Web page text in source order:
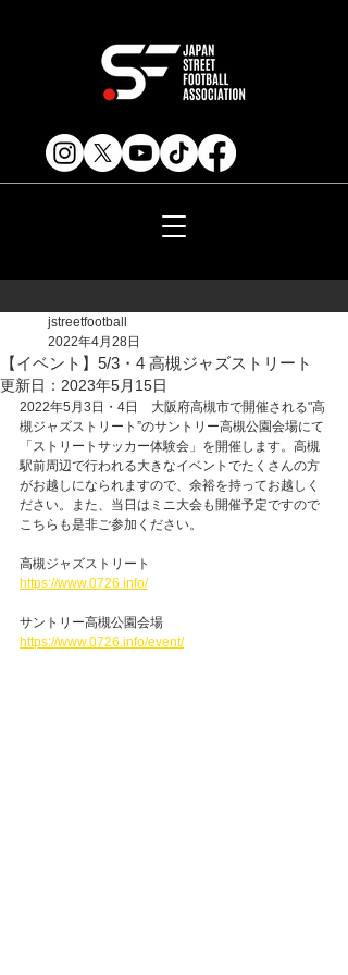
【イベント】5/3・4 高槻ジャズストリート
jstreetfootball
2022年4月28日
更新日： 2023年5月15日
2022年5月3日・4日　大阪府高槻市で開催される"高
槻ジャズストリート”のサントリー高槻公園会場にて
「ストリートサッカー体験会」を開催します。高槻
駅前周辺で行われる大きなイベントでたくさんの方
がお越しになられますので、余裕を持ってお越しく
ださい。また、当日はミニ大会も開催予定ですので
こちらも是非ご参加ください。
高槻ジャズストリート
https://www.0726.info/
サントリー高槻公園会場
https://www.0726.info/event/